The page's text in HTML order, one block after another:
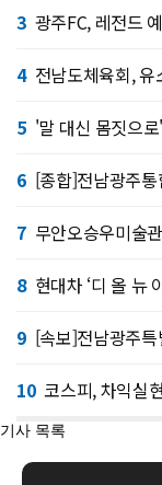
3 광주FC, 레전드
4 전남도체육회,
5 '말 대신 몸짓으
6 [종합]전남광주
7 무안오승우미술
8 현대차 ‘디 올 뉴
9 [속보]전남광주
10 코스피, 차익실
기사 목록